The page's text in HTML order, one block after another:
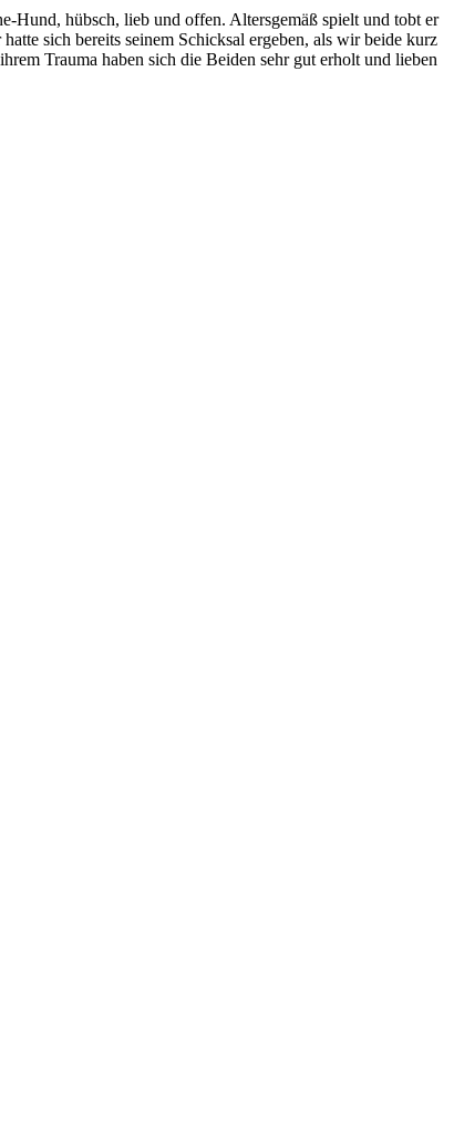
Hund, hübsch, lieb und offen. Altersgemäß spielt und tobt er
sich bereits seinem Schicksal ergeben, als wir beide kurz
Trauma haben sich die Beiden sehr gut erholt und lieben